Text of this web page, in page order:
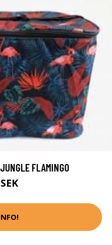
FLAMINGO